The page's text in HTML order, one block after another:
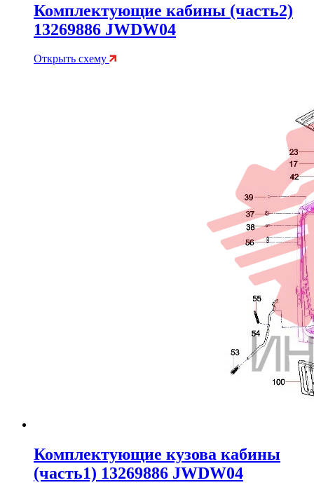
Комплектующие кабины (часть2)
13269886 JWDW04
Открыть схему
Комплектующие кузова кабины
(часть1) 13269886 JWDW04